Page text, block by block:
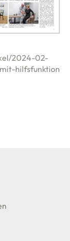
2024-02-
hilfsfunktion